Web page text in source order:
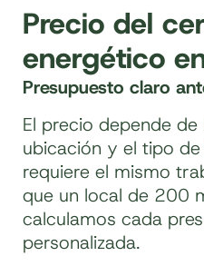
Precio del
energético
Presupuesto claro
El precio depende
ubicación y el tipo de
requiere el mismo
que un local de 200
calculamos cada
personalizada.